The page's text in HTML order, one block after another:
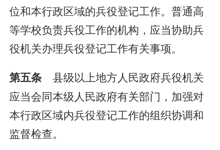
位和本行政区域的兵役登记工作。普通高
等学校负责兵役工作的机构，应当协助兵
役机关办理兵役登记工作有关事项。
第五条县级以上地方人民政府兵役机关
应当会同本级人民政府有关部门，加强对
本行政区域内兵役登记工作的组织协调和
监督检查。